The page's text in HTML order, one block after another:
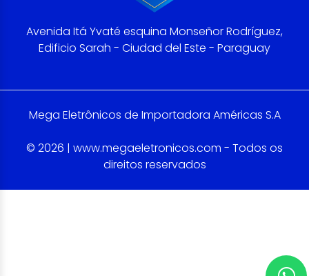
Avenida Itá Yvaté esquina Monseñor Rodríguez,
Edificio Sarah - Ciudad del Este - Paraguay
Mega Eletrônicos de Importadora Américas S.A
© 2026 | www.megaeletronicos.com - Todos os
direitos reservados